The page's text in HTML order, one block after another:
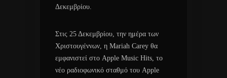
Δεκεμβρίου.
Στις 25 Δεκεμβρίου, την ημέρα των
Χριστουγέννων, η Mariah Carey θα
εμφανιστεί στο Apple Music Hits, το
νέο ραδιοφωνικό σταθμό του Apple